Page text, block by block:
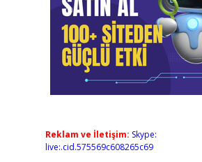
Reklam ve İletişim: Skype:
live:.cid.575569c608265c69